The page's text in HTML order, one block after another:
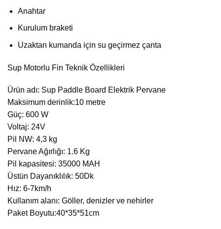
Anahtar
Kurulum braketi
Uzaktan kumanda için su geçirmez çanta
Sup Motorlu Fin Teknik Özellikleri
Ürün adı: Sup Paddle Board Elektrik Pervane
Maksimum derinlik:10 metre
Güç: 600 W
Voltaj: 24V
Pil NW: 4,3 kg
Pervane Ağırlığı: 1.6 Kg
Pil kapasitesi: 35000 MAH
Üstün Dayanıklılık: 50Dk
Hız: 6-7km/h
Kullanım alanı: Göller, denizler ve nehirler
Paket Boyutu:40*35*51cm